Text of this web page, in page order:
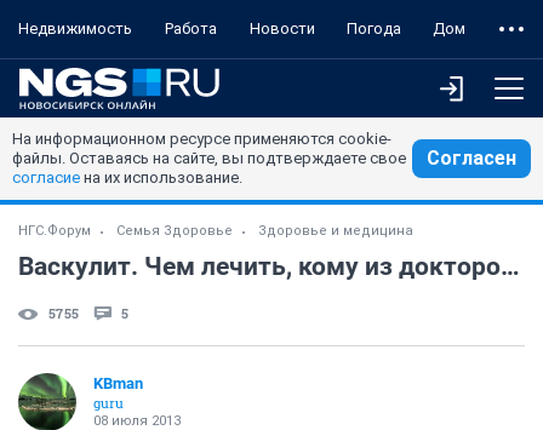
Недвижимость Работа Новости Погода Дом
На информационном ресурсе применяются cookie-
файлы. Оставаясь на сайте, вы подтверждаете свое
согласие на их использование.
Согласен
НГС.Форум Семья Здоровье Здоровье и медицина
Васкулит. Чем лечить, кому из докторов верить?
5755 5
KBman
guru
08 июля 2013